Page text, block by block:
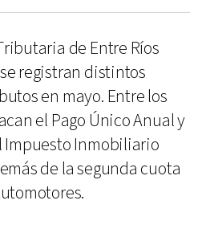
de Entre Ríos
registran distintos
en mayo. Entre los
el Pago Único Anual y
Impuesto Inmobiliario
de la segunda cuota